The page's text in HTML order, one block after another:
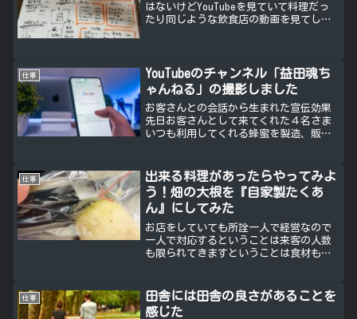
はないけどYouTubeを見ていて料理だっ
たり同じような飲食店の動画を見てしま
いじゃないってこと...
仕事
YouTubeのチャンネル「益田魂ち
ゃんねる」の撮影しました
お客さんとの会話から生まれた宣伝効果
先日お客さんとして来てくれた４名さま
いつも利用してくれる蜂蜜を製造、販売
緒に来てくれるお客さんは知り合ったば
かりであまり知らない人同...
仕事
出来る料理があったらやってみよ
う！畑の大根を『自家製たくあ
ん』にしてみた
お店をしていても所詮一人で経営なので
一人で対応するということは来客の人数
も限られてきますということは食材もた
しかも娘と二人じゃ食べきれんし畑には
沢山の大根たちなんだかこ...
仕事
田舎には田舎の良さがあることを
感じた